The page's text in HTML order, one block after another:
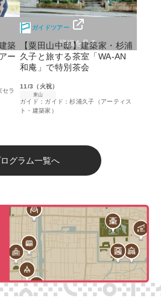
築
ー
セラ
詳細を見る
ガイドツアー
【粟田山中邸】建築家・杉浦
久子と旅する茶室「WA-AN
和庵」で特別茶会
11/3（火祝）
東山
ガイド：ガイド：杉浦久子（アーティス
ト・建築家）
グラム一覧へ